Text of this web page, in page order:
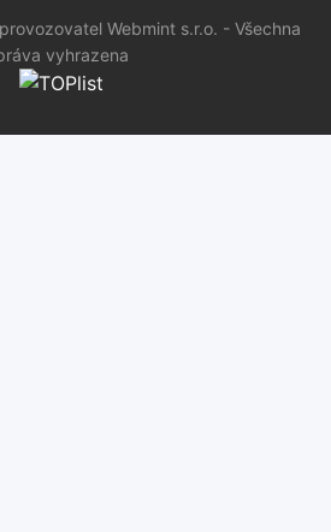
Webmint s.r.o. - Všechna
vyhrazena